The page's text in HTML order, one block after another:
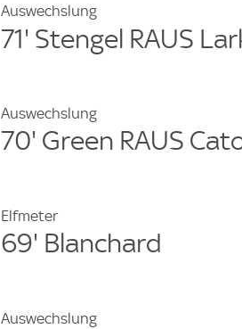
Auswechslung
71' Stengel RAUS
Auswechslung
70' Green RAUS
Elfmeter
69' Blanchard
Auswechslung